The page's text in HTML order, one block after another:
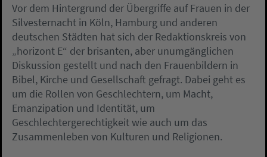
Vor dem Hintergrund der Übergriffe auf Frauen in der
Silvesternacht in Köln, Hamburg und anderen
deutschen Städten hat sich der Redaktionskreis von
„horizont E“ der brisanten, aber unumgänglichen
Diskussion gestellt und nach den Frauenbildern in
Bibel, Kirche und Gesellschaft gefragt. Dabei geht es
um die Rollen von Geschlechtern, um Macht,
Emanzipation und Identität, um
Geschlechtergerechtigkeit wie auch um das
Zusammenleben von Kulturen und Religionen.